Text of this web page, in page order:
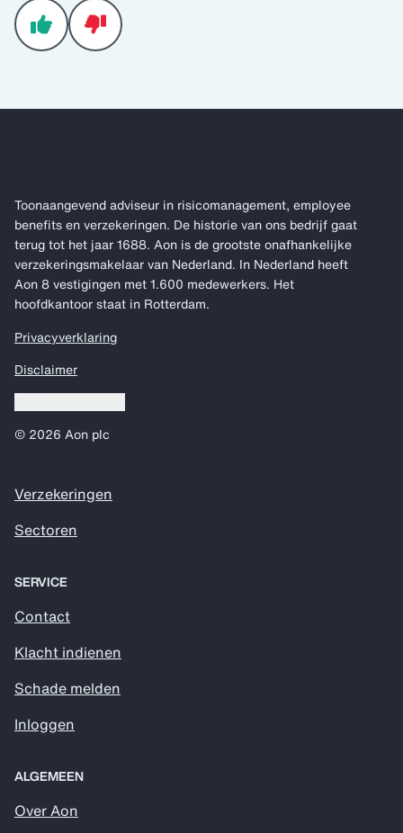
Toonaangevend adviseur in risicomanagement, employee
benefits en verzekeringen. De historie van ons bedrijf gaat
terug tot het jaar 1688. Aon is de grootste onafhankelijke
verzekeringsmakelaar van Nederland. In Nederland heeft
Aon 8 vestigingen met 1.600 medewerkers. Het
hoofdkantoor staat in Rotterdam.
Privacyverklaring
Disclaimer
© 2026 Aon plc
Verzekeringen
Sectoren
SERVICE
Contact
Klacht indienen
Schade melden
Inloggen
ALGEMEEN
Over Aon